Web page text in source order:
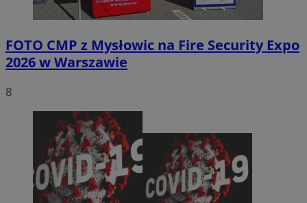
FOTO CMP z Mysłowic na Fire Security Expo
2026 w Warszawie
8